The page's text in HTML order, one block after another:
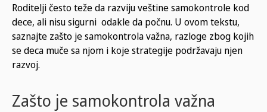
Roditelji često teže da razviju veštine samokontrole kod
dece, ali nisu sigurni odakle da počnu. U ovom tekstu,
saznajte zašto je samokontrola važna, razloge zbog kojih
se deca muče sa njom i koje strategije podržavaju njen
razvoj.
Zašto je samokontrola važna